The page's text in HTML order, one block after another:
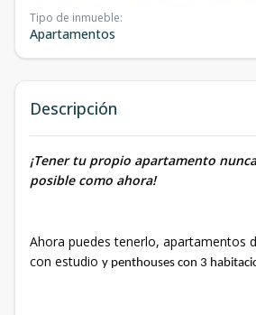
Tipo de inmueble:
Apartamentos
Descripción
¡Tener tu propio apartamento
posible como ahora!
Ahora puedes tenerlo, apartamentos
con estudio y penthouses con 3